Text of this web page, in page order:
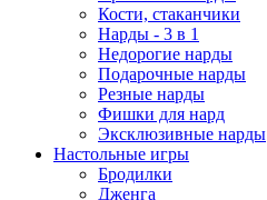
Кости, стаканчики
Нарды - 3 в 1
Недорогие нарды
Подарочные нарды
Резные нарды
Фишки для нард
Эксклюзивные нарды
Настольные игры
Бродилки
Дженга